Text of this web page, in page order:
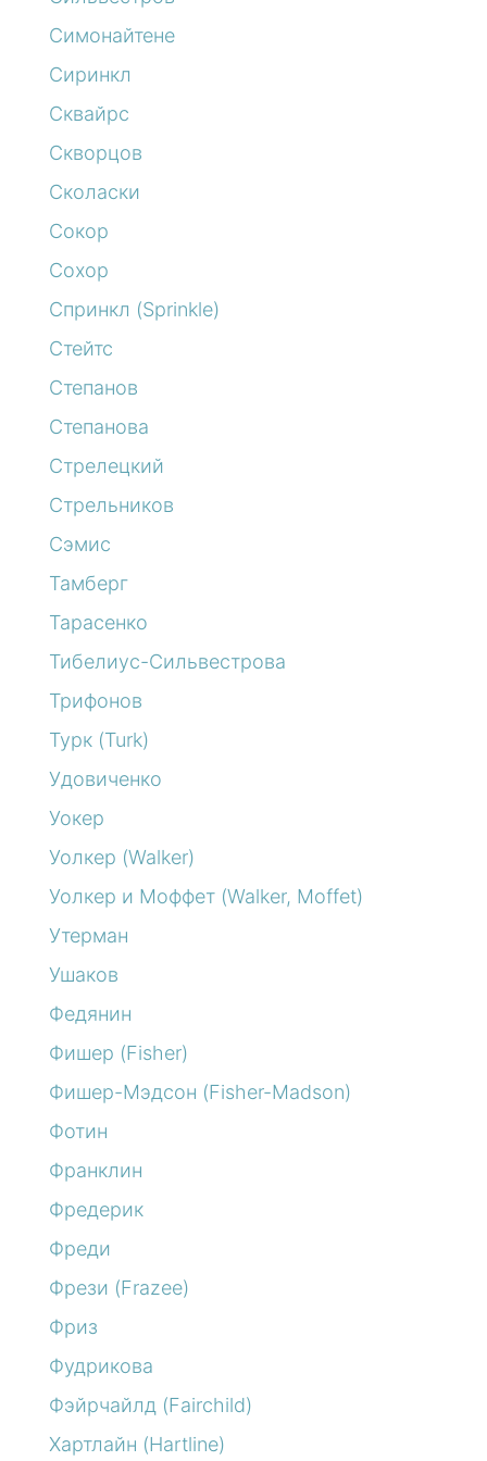
Симонайтене
Сиринкл
Сквайрс
Скворцов
Сколаски
Сокор
Сохор
Спринкл (Sprinkle)
Стейтс
Степанов
Степанова
Стрелецкий
Стрельников
Сэмис
Тамберг
Тарасенко
Тибелиус-Сильвестрова
Трифонов
Турк (Turk)
Удовиченко
Уокер
Уолкер (Walker)
Уолкер и Моффет (Walker, Moffet)
Утерман
Ушаков
Федянин
Фишер (Fisher)
Фишер-Мэдсон (Fisher-Madson)
Фотин
Франклин
Фредерик
Фреди
Фрези (Frazee)
Фриз
Фудрикова
Фэйрчайлд (Fairchild)
Хартлайн (Hartline)